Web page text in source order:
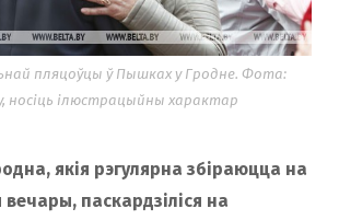
пляцоўцы ў Пышках у Гродне. Фота:
носіць ілюстрацыйны характар
якія рэгулярна збіраюцца на
паскардзіліся на